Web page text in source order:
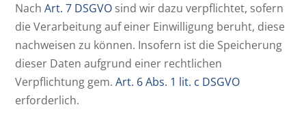
NachArt. 7 DSGVO sind wir dazu verpflichtet, sofern
die Verarbeitung auf einer Einwilligung beruht, diese
nachweisen zu können. Insofern ist die Speicherung
dieser Daten aufgrund einer rechtlichen
Verpflichtung gem.Art. 6 Abs. 1 lit. c DSGVO
erforderlich.